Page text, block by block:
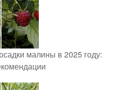
малины в 2025 году: